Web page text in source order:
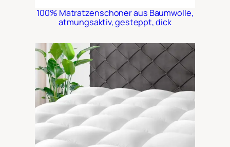
100% Matratzenschoner aus Baumwolle,
atmungsaktiv, gesteppt, dick